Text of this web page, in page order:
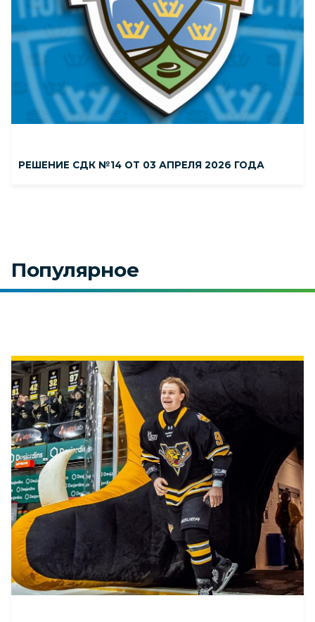
РЕШЕНИЕ СДК №14 ОТ 03 АПРЕЛЯ 2026 ГОДА
Популярное